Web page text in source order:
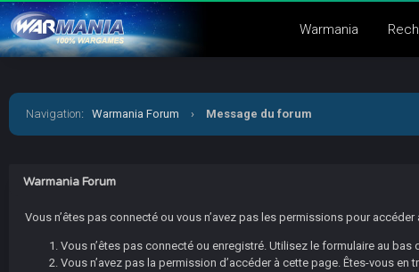
Warmania
Navigation: Warmania Forum › Message du forum
Warmania Forum
Vous n’êtes pas connecté ou vous n’avez pas les permissions pour
Vous n’êtes pas connecté ou enregistré. Utilisez le formulaire au bas
Vous n’avez pas la permission d’accéder à cette page. Êtes-vous